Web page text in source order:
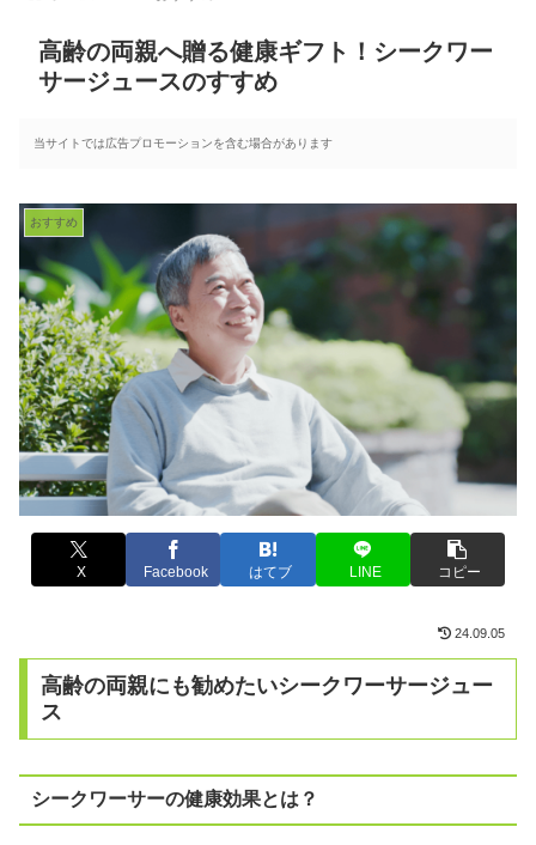
高齢の両親へ贈る健康ギフト！シークワー
サージュースのすすめ
当サイトでは広告プロモーションを含む場合があります
おすすめ
X Facebook はてブ LINE コピー
24.09.05
高齢の両親にも勧めたいシークワーサージュー
ス
シークワーサーの健康効果とは？